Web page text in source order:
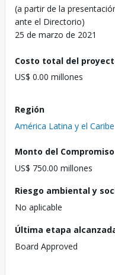
(a partir de la
ante el Directorio)
25 de marzo de 2021
Costo total del
US$ 0.00 millones
Región
América Latina y el Caribe
Monto del Compromiso
US$ 750.00 millones
Riesgo ambiental y
No aplicable
Última etapa
Board Approved